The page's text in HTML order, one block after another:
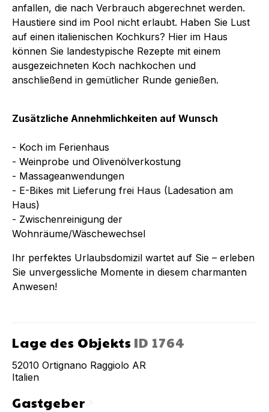
anfallen, die nach Verbrauch abgerechnet werden.
Haustiere sind im Pool nicht erlaubt. Haben Sie Lust
auf einen italienischen Kochkurs? Hier im Haus
können Sie landestypische Rezepte mit einem
ausgezeichneten Koch nachkochen und
anschließend in gemütlicher Runde genießen.
Zusätzliche Annehmlichkeiten auf Wunsch
- Koch im Ferienhaus
- Weinprobe und Olivenölverkostung
- Massageanwendungen
- E-Bikes mit Lieferung frei Haus (Ladesation am
Haus)
- Zwischenreinigung der
Wohnräume/Wäschewechsel
Ihr perfektes Urlaubsdomizil wartet auf Sie – erleben
Sie unvergessliche Momente in diesem charmanten
Anwesen!
Lage des Objekts ID 1764
52010 Ortignano Raggiolo AR
Italien
Gastgeberchevron_right